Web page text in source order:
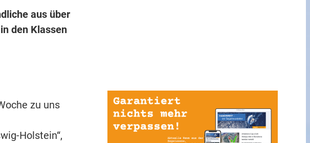
aus über
den Klassen
zu uns
Holstein“,